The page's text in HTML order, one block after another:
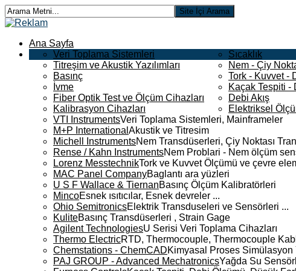
Ana Sayfa
Veri Toplama Sistemleri
Titreşim ve Akustik Yazılımları
Basınç
İvme
Fiber Optik Test ve Ölçüm Cihazları
Kalibrasyon Cihazları
Sıcaklık
Nem - Çiy
Tork - Kuvvet -
Kaçak Tespiti -
Debi Akış
Elektriksel
VTI InstrumentsVeri Toplama Sistemleri, Mainframeler
M+P International Akustik ve Titresim
Michell InstrumentsNem Transdüserleri, Çiy Noktası
Rense / Kahn InstrumentsNem Problari - Nem ölçüm
Lorenz MesstechnikTork ve Kuvvet Ölçümü ve çevre
MAC Panel CompanyBaglantı ara yüzleri
U S F Wallace & TiernanBasınç Ölçüm Kalibratörleri
MincoEsnek ısıtıcılar, Esnek devreler ...
Ohio SemitronicsElektrik Transduseleri ve Sensörleri ...
KuliteBasınç Transdüserleri , Strain Gage
Agilent TechnologiesU Serisi Veri Toplama Cihazları
Thermo ElectricRTD, Thermocouple, Thermocouple
Chemstations - ChemCADKimyasal Proses Simülasyon
PAJ GROUP - Advanced MechatronicsYağda Su